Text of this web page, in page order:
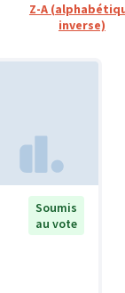
Z-A
inverse)
Soumis
au vote